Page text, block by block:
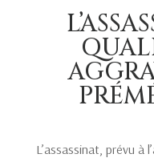
L’assassinat, prévu à